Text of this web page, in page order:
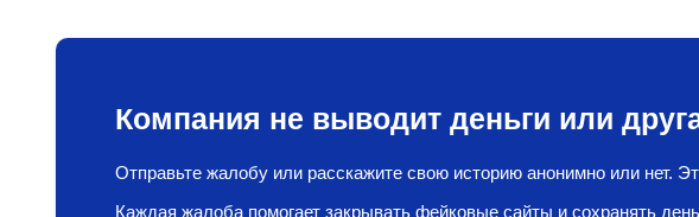
Компания не выводит деньги или
Отправьте жалобу или расскажите свою историю анонимно или нет.
Каждая жалоба помогает закрывать фейковые сайты и сохранять